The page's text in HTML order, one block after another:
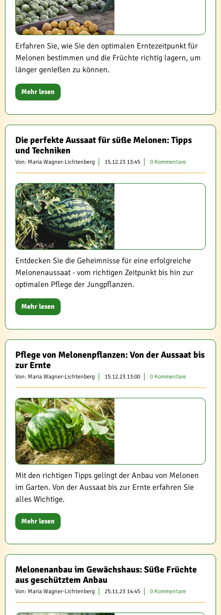
Erfahren Sie, wie Sie den optimalen Erntezeitpunkt für
Melonen bestimmen und die Früchte richtig lagern, um
länger genießen zu können.
Mehr lesen
Die perfekte Aussaat für süße Melonen: Tipps
und Techniken
Von: Maria Wagner-Lichtenberg 15.12.23 13:45 0 Kommentare
Entdecken Sie die Geheimnisse für eine erfolgreiche
Melonenaussaat - vom richtigen Zeitpunkt bis hin zur
optimalen Pflege der Jungpflanzen.
Mehr lesen
Pflege von Melonenpflanzen: Von der Aussaat bis
zur Ernte
Von: Maria Wagner-Lichtenberg 15.12.23 13:00 0 Kommentare
Mit den richtigen Tipps gelingt der Anbau von Melonen
im Garten. Von der Aussaat bis zur Ernte erfahren Sie
alles Wichtige.
Mehr lesen
Melonenanbau im Gewächshaus: Süße Früchte
aus geschütztem Anbau
Von: Maria Wagner-Lichtenberg 25.11.23 14:45 0 Kommentare